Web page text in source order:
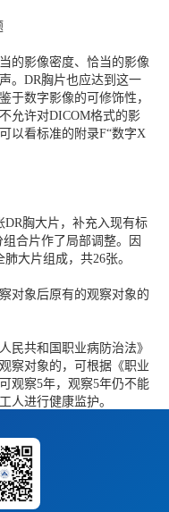
影像密度、恰当的影像
。DR胸片也应达到这一
于数字影像的可修饰性，
允许对DICOM格式的影
以看标准的附录F“数字X
胸大片，补充入现有标
合片作了局部调整。因
大片组成，共26张。
象后原有的观察对象的
共和国职业病防治法》
察对象的，可根据《职业
观察5年，观察5年仍不能
人进行健康监护。